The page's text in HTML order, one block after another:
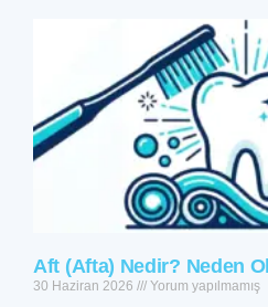
Aft (Afta) Nedir? Neden
30 Haziran 2026 Yorum yapılmamış